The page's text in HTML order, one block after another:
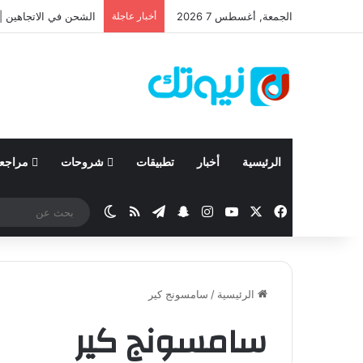
الجمعة, أغسطس 7 2026 أخبار عاجلة الشحن في الاتجاهين
الرئيسية أخبار تطبيقات شروحات
فيسبوك ‫YouTubeانستقرامسناب تشات
تيلقرامملخص الموقع RSS
الوضع المظلم
الرئيسية / سامسونج كير
سامسونج كير